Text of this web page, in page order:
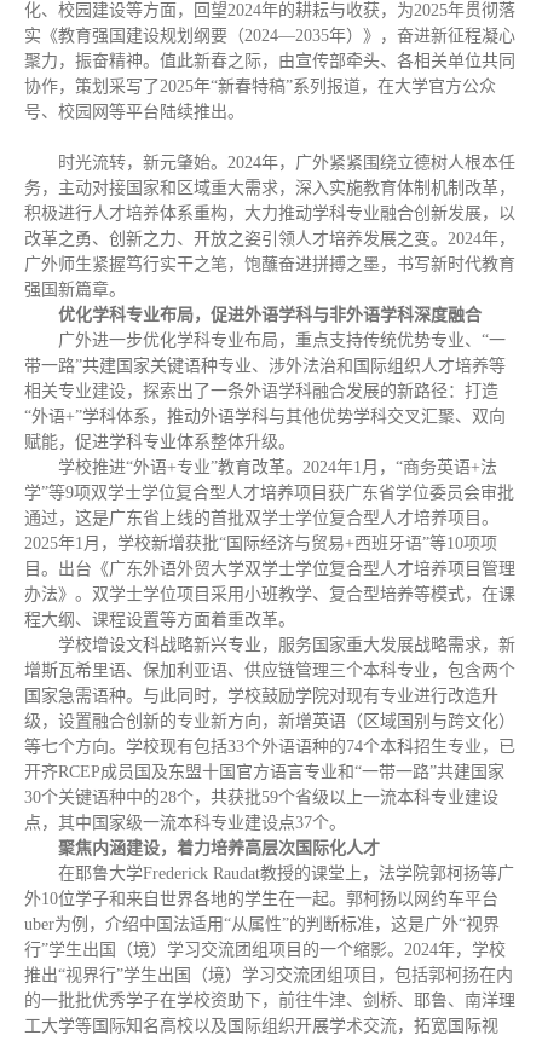
化、校园建设等方面，回望2024年的耕耘与收获，为2025年贯彻落
实《教育强国建设规划纲要（2024—2035年）》，奋进新征程凝心
聚力，振奋精神。值此新春之际，由宣传部牵头、各相关单位共同
协作，策划采写了2025年“新春特稿”系列报道，在大学官方公众
号、校园网等平台陆续推出。
时光流转，新元肇始。2024年，广外紧紧围绕立德树人根本任
务，主动对接国家和区域重大需求，深入实施教育体制机制改革，
积极进行人才培养体系重构，大力推动学科专业融合创新发展，以
改革之勇、创新之力、开放之姿引领人才培养发展之变。2024年，
广外师生紧握笃行实干之笔，饱蘸奋进拼搏之墨，书写新时代教育
强国新篇章。
优化学科专业布局，促进外语学科与非外语学科深度融合
广外进一步优化学科专业布局，重点支持传统优势专业、“一
带一路”共建国家关键语种专业、涉外法治和国际组织人才培养等
相关专业建设，探索出了一条外语学科融合发展的新路径：打造
“外语+”学科体系，推动外语学科与其他优势学科交叉汇聚、双向
赋能，促进学科专业体系整体升级。
学校推进“外语+专业”教育改革。2024年1月，“商务英语+法
学”等9项双学士学位复合型人才培养项目获广东省学位委员会审批
通过，这是广东省上线的首批双学士学位复合型人才培养项目。
2025年1月，学校新增获批“国际经济与贸易+西班牙语”等10项项
目。出台《广东外语外贸大学双学士学位复合型人才培养项目管理
办法》。双学士学位项目采用小班教学、复合型培养等模式，在课
程大纲、课程设置等方面着重改革。
学校增设文科战略新兴专业，服务国家重大发展战略需求，新
增斯瓦希里语、保加利亚语、供应链管理三个本科专业，包含两个
国家急需语种。与此同时，学校鼓励学院对现有专业进行改造升
级，设置融合创新的专业新方向，新增英语（区域国别与跨文化）
等七个方向。学校现有包括33个外语语种的74个本科招生专业，已
开齐RCEP成员国及东盟十国官方语言专业和“一带一路”共建国家
30个关键语种中的28个，共获批59个省级以上一流本科专业建设
点，其中国家级一流本科专业建设点37个。
聚焦内涵建设，着力培养高层次国际化人才
在耶鲁大学Frederick Raudat教授的课堂上，法学院郭柯扬等广
外10位学子和来自世界各地的学生在一起。郭柯扬以网约车平台
uber为例，介绍中国法适用“从属性”的判断标准，这是广外“视界
行”学生出国（境）学习交流团组项目的一个缩影。2024年，学校
推出“视界行”学生出国（境）学习交流团组项目，包括郭柯扬在内
的一批批优秀学子在学校资助下，前往牛津、剑桥、耶鲁、南洋理
工大学等国际知名高校以及国际组织开展学术交流，拓宽国际视